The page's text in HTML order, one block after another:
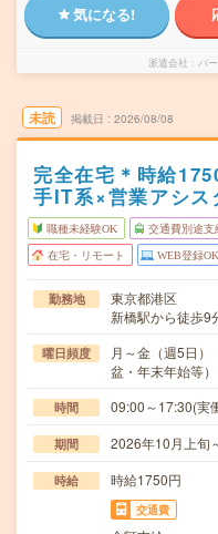
気になる!
派遣会社 パ
未読 掲載日 2026/08/08
完全在宅＊時給
手IT系×営業アシス
職種未経験OK 交通費別途支
在宅・リモート WEB登録OK
勤務地
東京都港区
新橋駅から徒歩9
曜日頻度
月～金（週5日
盆・年末年始等
時間 09:00～17:30(
期間 2026年10月上旬
時給 時給1750円
交通費